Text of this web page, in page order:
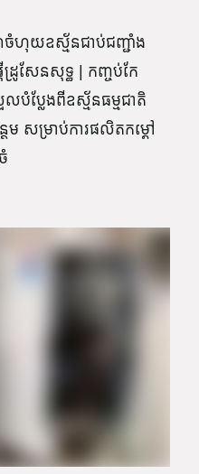
ហុយ​ឧស្ម័ន​ជាប់​ជញ្ជាំង​
រូសែន​សុទ្ធ | កញ្ចប់កែ
ប្លែងពីឧស្ម័នធម្មជាតិ
ថែម សម្រាប់ការផលិតកម្ដៅ